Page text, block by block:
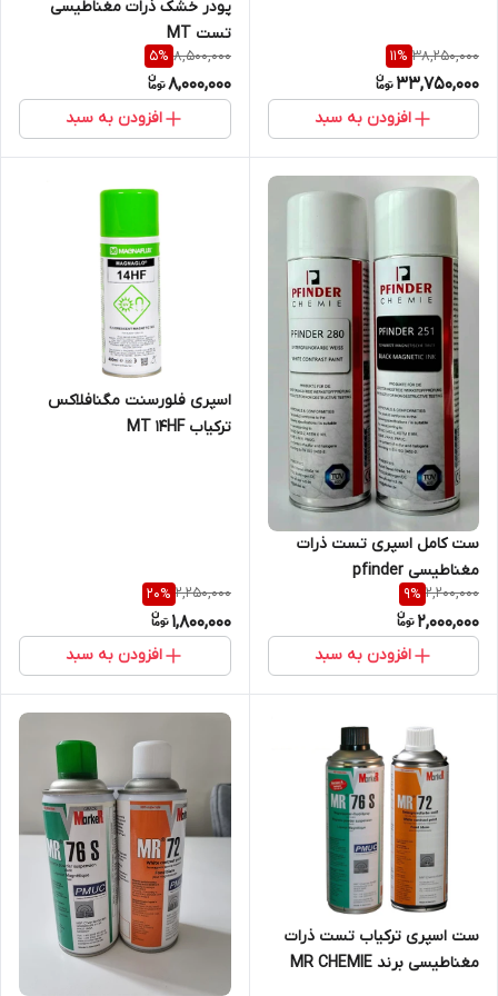
38,250,000
11%
33,750,000
افزودن به سبد
پودر خشک ذرات مغناطیسی
تست MT
8,500,000
5%
8,000,000
افزودن به سبد
ست کامل اسپری تست ذرات
مغناطیسی pfinder
2,200,000
9%
2,000,000
افزودن به سبد
اسپری فلورسنت مگنافلاکس
ترکیاب MT 14HF
2,250,000
20%
1,800,000
افزودن به سبد
ست اسپری ترکیاب تست ذرات
مغناطیسی برند MR CHEMIE